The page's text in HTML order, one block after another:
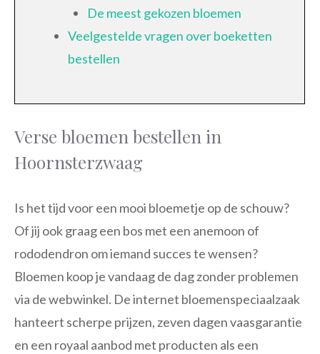
De meest gekozen bloemen
Veelgestelde vragen over boeketten
bestellen
Verse bloemen bestellen in
Hoornsterzwaag
Is het tijd voor een mooi bloemetje op de schouw?
Of jij ook graag een bos met een anemoon of
rododendron om iemand succes te wensen?
Bloemen koop je vandaag de dag zonder problemen
via de webwinkel. De internet bloemenspeciaalzaak
hanteert scherpe prijzen, zeven dagen vaasgarantie
en een royaal aanbod met producten als een